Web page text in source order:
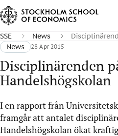
SSE News
News
28 Apr 2015
Disciplinärenden
Handelshögskolan
I en rapport från
framgår att antalet
Handelshögskolan ökat